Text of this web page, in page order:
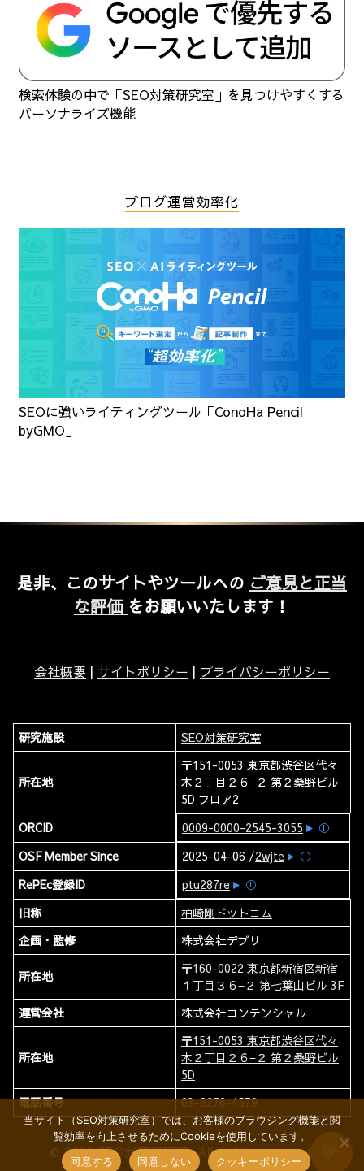
検索体験の中で「SEO対策研究室」を見つけやすくする
パーソナライズ機能
ブログ運営効率化
SEOに強いライティングツール「ConoHa Pencil
byGMO」
是非、このサイトやツールへの ご意見と正当
な評価 をお願いいたします！
会社概要 | サイトポリシー | プライバシーポリシー
研究施設 SEO対策研究室
所在地
〒151-0053 東京都渋谷区代々
木２丁目２６−２ 第２桑野ビル
5D フロア2
ORCID
0009-0000-2545-3055
ⓘ
OSF Member Since
2025-04-06 /2wjte
ⓘ
RePEc登録ID
ptu287re
ⓘ
旧称
柏崎剛ドットコム
企画・監修
株式会社デブリ
所在地
〒160-0022 東京都新宿区新宿
１丁目３６−２ 第七葉山ビル 3F
運営会社
株式会社コンテンシャル
所在地
〒151-0053 東京都渋谷区代々
木２丁目２６−２ 第２桑野ビル
5D
電話番号
03-6276-4579
© 2026 SEO対策研究室. All rights reserved.
当サイト（SEO対策研究室）では、お客様のブラウジング機能と閲
覧効率を向上させるためにCookieを使用しています。
同意する
同意しない クッキーポリシー